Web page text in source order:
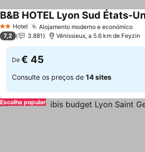
2 Estrelas
Hotel Alojamento moderno e económico
B&B HOTEL Lyon Sud États-
7,2 3.881 Vénissieux, a 5.6 km de Feyzin
De € 45
Consulte os preços de 14 sites
Escolha popular